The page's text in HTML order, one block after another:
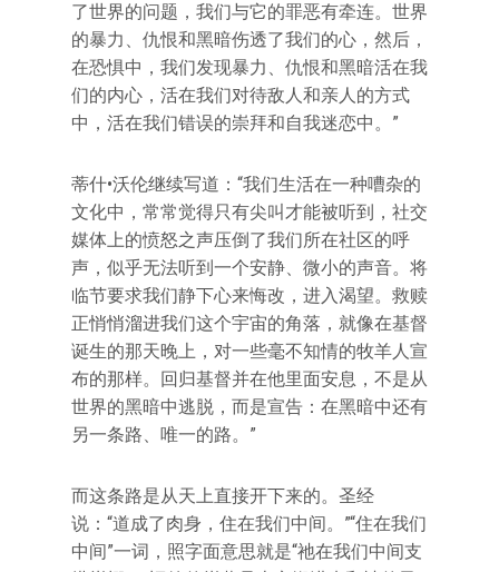
了世界的问题，我们与它的罪恶有牵连。世界
的暴力、仇恨和黑暗伤透了我们的心，然后，
在恐惧中，我们发现暴力、仇恨和黑暗活在我
们的内心，活在我们对待敌人和亲人的方式
中，活在我们错误的崇拜和自我迷恋中。”
蒂什•沃伦继续写道：“我们生活在一种嘈杂的
文化中，常常觉得只有尖叫才能被听到，社交
媒体上的愤怒之声压倒了我们所在社区的呼
声，似乎无法听到一个安静、微小的声音。将
临节要求我们静下心来悔改，进入渴望。救赎
正悄悄溜进我们这个宇宙的角落，就像在基督
诞生的那天晚上，对一些毫不知情的牧羊人宣
布的那样。回归基督并在他里面安息，不是从
世界的黑暗中逃脱，而是宣告：在黑暗中还有
另一条路、唯一的路。”
而这条路是从天上直接开下来的。圣经
说：“道成了肉身，住在我们中间。”“住在我们
中间”一词，照字面意思就是“祂在我们中间支